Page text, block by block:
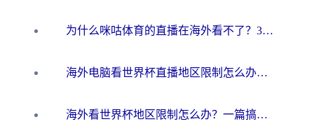
为什么咪咕体育的直播在海外看不了？3步解决海外看世界杯+抖音地区限制难题
海外电脑看世界杯直播地区限制怎么办？你需要一个聪明的加速器
海外看世界杯地区限制怎么办？一篇搞定咪咕视频播放+国内资源无缝访问指南